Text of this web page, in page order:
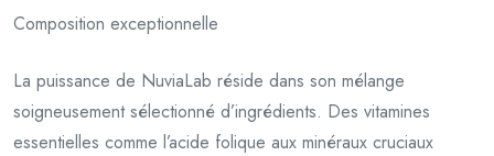
Composition exceptionnelle
La puissance de NuviaLab réside dans son mélange
soigneusement sélectionné d’ingrédients. Des vitamines
essentielles comme l’acide folique aux minéraux cruciaux